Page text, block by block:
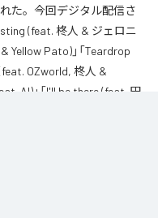
れた。今回デジタル配信さ
(feat. 柊人 & ジェロニ
Yellow Pato)」「Teardrop
(feat. OZworld, 柊人 &
AI)」「I'll be there (feat. 田